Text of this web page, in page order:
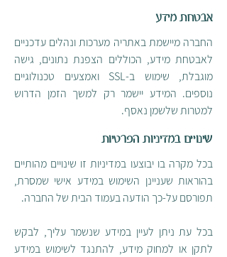
אבטחת מידע
החברה מיישמת באתריה מערכות ונהלים עדכניים
לאבטחת מידע, הכוללים הצפנת נתונים, גישה
מוגבלת, שימוש ב-SSL ואמצעים טכנולוגיים
נוספים. המידע יישמר רק למשך הזמן הדרוש
למטרות שלשמן נאסף.
שינויים במדיניות הפרטיות
בכל מקרה בו יבוצעו במדיניות זו שינויים מהותיים
בהוראות שעניינן השימוש במידע אישי שמסרת,
תפורסם על-כך הודעה בעמוד הבית של החברה.
בכל עת ניתן לעיין במידע שנשמר עליך, לבקש
לתקן או למחוק מידע, להתנגד לשימוש במידע